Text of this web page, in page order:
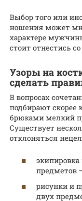
Выбор того или
ношения может
характере
стоит отнестись
Узоры на
сделать
В вопросах
подбирают скорее
брюками мелкий
Существует
отклоняться
предметов
рисунки и
двух